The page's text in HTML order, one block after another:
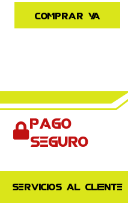
Comprar ya
Pago
seguro
Servicios al cliente